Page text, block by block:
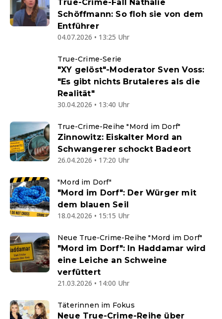
True-Crime-Fall Nathalie
Schöffmann: So floh sie von dem
Entführer
04.07.2026 • 13:25 Uhr
True-Crime-Serie
"XY gelöst"-Moderator Sven Voss:
"Es gibt nichts Brutaleres als die
Realität"
30.04.2026 • 13:40 Uhr
True-Crime-Reihe "Mord im Dorf"
Zinnowitz: Eiskalter Mord an
Schwangerer schockt Badeort
26.04.2026 • 17:20 Uhr
"Mord im Dorf"
"Mord im Dorf": Der Würger mit
dem blauen Seil
18.04.2026 • 15:15 Uhr
Neue True-Crime-Reihe "Mord im Dorf"
"Mord im Dorf": In Haddamar wird
eine Leiche an Schweine
verfüttert
21.03.2026 • 14:00 Uhr
Täterinnen im Fokus
Neue True-Crime-Reihe über